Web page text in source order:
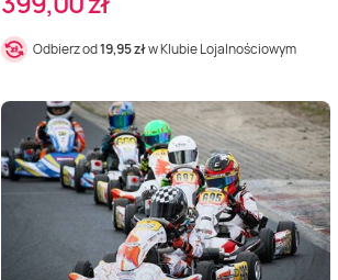
Odbierz od19,95 złw Klubie Lojalnościowym